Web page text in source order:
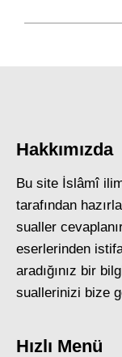
Hakkımızda
Bu site İslâmî
tarafından
sualler
eserlerinden
aradığınız bir
suallerinizi bize
Hızlı Menü